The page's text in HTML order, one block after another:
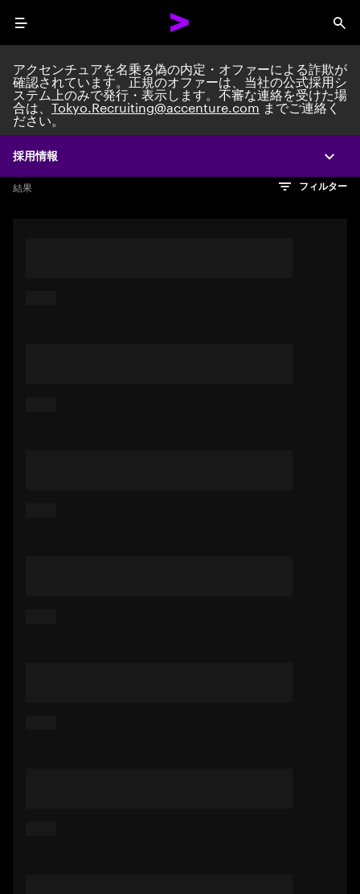
Menu
採用情報
アクセンチュアを名乗る偽の内定・オファーによる詐欺が
確認されています。正規のオファーは、当社の公式採用シ
ステム上のみで発行・表示します。不審な連絡を受けた場
合は、Tokyo.Recruiting@accenture.comまでご連絡く
ださい。
Search jobs at
検索のヒント
希望の仕事を表すフレーズや文章を使って検索してみてくださ
い。キーワードを引用符で囲むことで、完全一致検索もできま
文字数制限に達しました
検索結果を見るにはEnterキーを押してください
結果 フィルター